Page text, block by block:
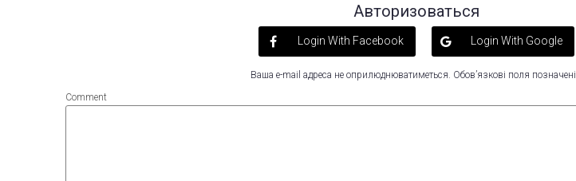
Авторизоваться
Login With Facebook Login With Google
Ваша e-mail адреса не оприлюднюватиметься. Обов’язкові поля позначені
Comment